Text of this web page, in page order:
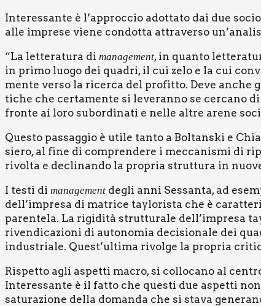
Inte­res­san­te è l’approccio adot­ta­to dai due
alle impre­se vie­ne con­dot­ta attra­ver­so
“La let­te­ra­tu­ra di mana­ge­ment, in quan­to
in pri­mo luo­go dei qua­dri, il cui zelo e la cui
men­te ver­so la ricer­ca del pro­fit­to. Deve
ti­che che cer­ta­men­te si leve­ran­no se cer­ca­no
fron­te ai loro subor­di­na­ti e nel­le altre are­ne
Que­sto pas­sag­gio è uti­le tan­to a Bol­tan­ski e
sie­ro, al fine di com­pren­de­re i mec­ca­ni­smi di
rivol­ta e decli­nan­do la pro­pria strut­tu­ra in
I testi di mana­ge­ment degli anni Ses­san­ta, ad
dell’impresa di matri­ce tay­lo­ri­sta che è
paren­te­la. La rigi­di­tà strut­tu­ra­le dell’impresa
riven­di­ca­zio­ni di auto­no­mia deci­sio­na­le dei
indu­stria­le. Quest’ultima rivol­ge la pro­pria
Rispet­to agli aspet­ti macro, si col­lo­ca­no al
Inte­res­san­te è il fat­to che que­sti due aspet­ti
satu­ra­zio­ne del­la doman­da che si sta­va